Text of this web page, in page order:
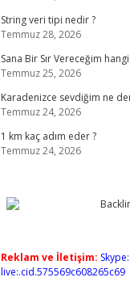
String veri tipi nedir ?
Temmuz 28, 2026
Sana Bir Sır Vereceğim
Temmuz 25, 2026
Karadenizce sevdiğim ne
Temmuz 24, 2026
1 km kaç adım eder ?
Temmuz 24, 2026
Reklam ve İletişim: Skype:
live:.cid.575569c608265c69